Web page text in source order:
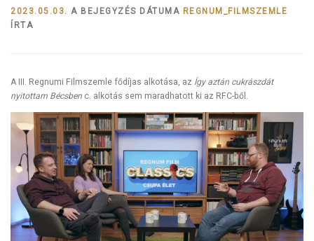
2023.05.03. A BEJEGYZÉS DÁTUMA REGNUM_FILMSZEMLE
ÍRTA
A III. Regnumi Filmszemle fődíjas alkotása, az Így aztán cukrászdát
nyitottam Bécsben c. alkotás sem maradhatott ki az RFC-ből.